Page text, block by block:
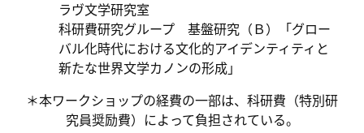
ラヴ文学研究室
科研費研究グループ 基盤研究（Ｂ）「グロー
バル化時代における文化的アイデンティティと
新たな世界文学カノンの形成」
＊本ワークショップの経費の一部は、科研費（特別研
究員奨励費）によって負担されている。